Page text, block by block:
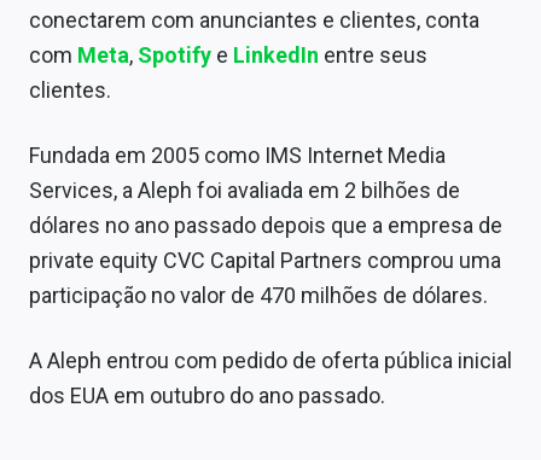
conectarem com anunciantes e clientes, conta
com Meta, Spotify e LinkedIn entre seus
clientes.
Fundada em 2005 como IMS Internet Media
Services, a Aleph foi avaliada em 2 bilhões de
dólares no ano passado depois que a empresa de
private equity CVC Capital Partners comprou uma
participação no valor de 470 milhões de dólares.
A Aleph entrou com pedido de oferta pública inicial
dos EUA em outubro do ano passado.